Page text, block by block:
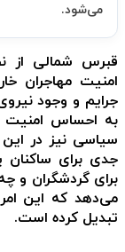
می‌شود.
قبرس شمالی از
امنیت مهاجران
جرایم و وجود
به احساس امنیت
سیاسی نیز در
جدی برای ساکنان
برای گردشگران و
می‌دهد که این
تبدیل کرده است.